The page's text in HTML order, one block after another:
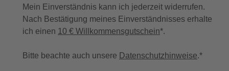
Mein Einverständnis kann ich jederzeit widerrufen.
Nach Bestätigung meines Einverständnisses erhalte
ich einen 10 € Willkommensgutschein*.
Bitte beachte auch unsere Datenschutzhinweise.